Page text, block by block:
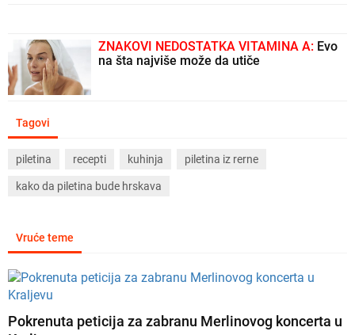
ZNAKOVI NEDOSTATKA VITAMINA A: Evo
na šta najviše može da utiče
Tagovi
piletina recepti kuhinja piletina iz rerne
kako da piletina bude hrskava
Vruće teme
Pokrenuta peticija za zabranu Merlinovog koncerta u